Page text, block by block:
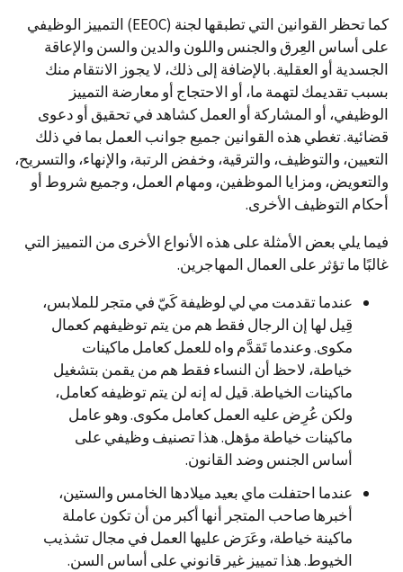
كما تحظر القوانين التي تطبقها لجنة (EEOC) التمييز الوظيفي
على أساس العِرق والجنس واللون والدين والسن والإعاقة
الجسدية أو العقلية. بالإضافة إلى ذلك، لا يجوز الانتقام منك
بسبب تقديمك لتهمة ما، أو الاحتجاج أو معارضة التمييز
الوظيفي، أو المشاركة أو العمل كشاهد في تحقيق أو دعوى
قضائية. تغطي هذه القوانين جميع جوانب العمل بما في ذلك
التعيين، والتوظيف، والترقية، وخفض الرتبة، والإنهاء، والتسريح،
والتعويض، ومزايا الموظفين، ومهام العمل، وجميع شروط أو
أحكام التوظيف الأخرى.
فيما يلي بعض الأمثلة على هذه الأنواع الأخرى من التمييز التي
غالبًا ما تؤثر على العمال المهاجرين.
عندما تقدمت مي لي لوظيفة كَيّ في متجر للملابس،
قِيل لها إن الرجال فقط هم من يتم توظيفهم كعمال
مكوى. وعندما تَقدَّم واه للعمل كعامل ماكينات
خياطة، لاحظ أن النساء فقط هم من يقمن بتشغيل
ماكينات الخياطة. قيل له إنه لن يتم توظيفه كعامل،
ولكن عُرِض عليه العمل كعامل مكوى. وهو عامل
ماكينات خياطة مؤهل. هذا تصنيف وظيفي على
أساس الجنس وضد القانون.
عندما احتفلت ماي بعيد ميلادها الخامس والستين،
أخبرها صاحب المتجر أنها أكبر من أن تكون عاملة
ماكينة خياطة، وعَرَض عليها العمل في مجال تشذيب
الخيوط. هذا تمييز غير قانوني على أساس السن.